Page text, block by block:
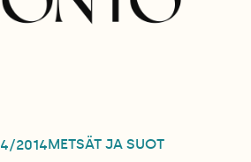
4/2014METSÄT JA SUOT